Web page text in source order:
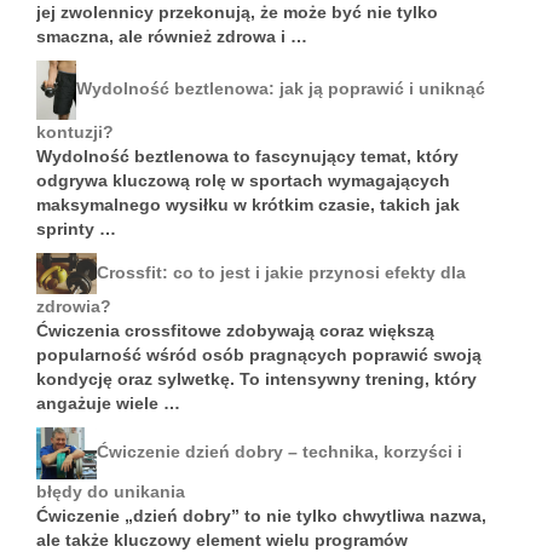
jej zwolennicy przekonują, że może być nie tylko
smaczna, ale również zdrowa i …
Wydolność beztlenowa: jak ją poprawić i uniknąć
kontuzji?
Wydolność beztlenowa to fascynujący temat, który
odgrywa kluczową rolę w sportach wymagających
maksymalnego wysiłku w krótkim czasie, takich jak
sprinty …
Crossfit: co to jest i jakie przynosi efekty dla
zdrowia?
Ćwiczenia crossfitowe zdobywają coraz większą
popularność wśród osób pragnących poprawić swoją
kondycję oraz sylwetkę. To intensywny trening, który
angażuje wiele …
Ćwiczenie dzień dobry – technika, korzyści i
błędy do unikania
Ćwiczenie „dzień dobry” to nie tylko chwytliwa nazwa,
ale także kluczowy element wielu programów